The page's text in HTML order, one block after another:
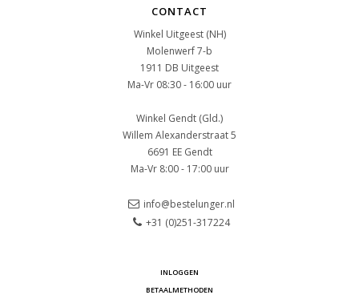
CONTACT
Winkel Uitgeest (NH)
Molenwerf 7-b
1911 DB Uitgeest
Ma-Vr 08:30 - 16:00 uur
Winkel Gendt (Gld.)
Willem Alexanderstraat 5
6691 EE Gendt
Ma-Vr 8:00 - 17:00 uur
info@bestelunger.nl
+31 (0)251-317224
INLOGGEN
BETAALMETHODEN